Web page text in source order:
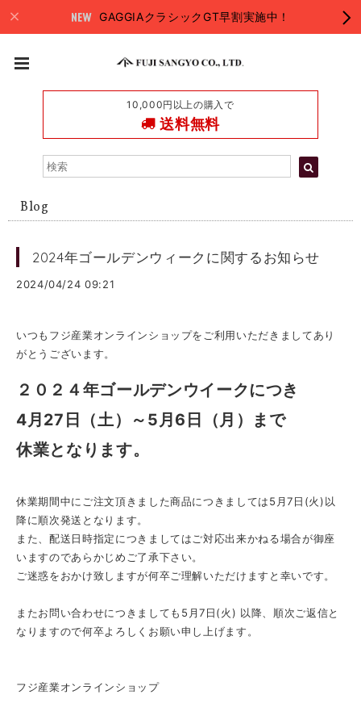
GAGGIAクラシックGT早割実施中！
10,000円以上の購入で
送料無料
Blog
2024年ゴールデンウィークに関するお知らせ
2024/04/24 09:21
いつもフジ産業オンラインショップをご利用いただきましてあり
がとうございます。
２０２４年ゴールデンウイークにつき
4月27日（土）～5月6日（月）まで
休業となります。
休業期間中にご注文頂きました商品につきましては5月7日(火)以
降に順次発送となります。
また、配送日時指定につきましてはご対応出来かねる場合が御座
いますのであらかじめご了承下さい。
ご迷惑をおかけ致しますが何卒ご理解いただけますと幸いです。
またお問い合わせにつきましても5 月7日(火) 以降、 順次ご返信と
なりますので何卒よろしくお願い申し上げます。
フジ産業オンラインショップ